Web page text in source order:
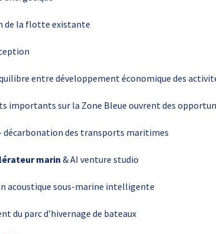
de la flotte existante
entre développement économique des
importants sur la Zone Bleue ouvrent des
décarbonation des transports maritimes
marin& AI venture studio
acoustique sous-marine intelligente
du parc d’hivernage de bateaux